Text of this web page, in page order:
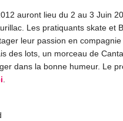
auront lieu du 2 au 3 Juin
Les pratiquants skate et
leur passion en
des lots, un morceau de
dans la bonne humeur. Le